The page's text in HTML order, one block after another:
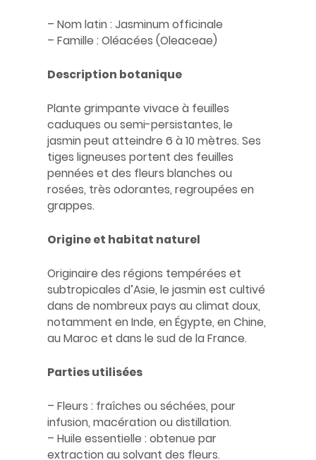
– Nom latin : Jasminum officinale
– Famille : Oléacées (Oleaceae)
Description botanique
Plante grimpante vivace à feuilles
caduques ou semi-persistantes, le
jasmin peut atteindre 6 à 10 mètres. Ses
tiges ligneuses portent des feuilles
pennées et des fleurs blanches ou
rosées, très odorantes, regroupées en
grappes.
Origine et habitat naturel
Originaire des régions tempérées et
subtropicales d’Asie, le jasmin est cultivé
dans de nombreux pays au climat doux,
notamment en Inde, en Égypte, en Chine,
au Maroc et dans le sud de la France.
Parties utilisées
– Fleurs : fraîches ou séchées, pour
infusion, macération ou distillation.
– Huile essentielle : obtenue par
extraction au solvant des fleurs.